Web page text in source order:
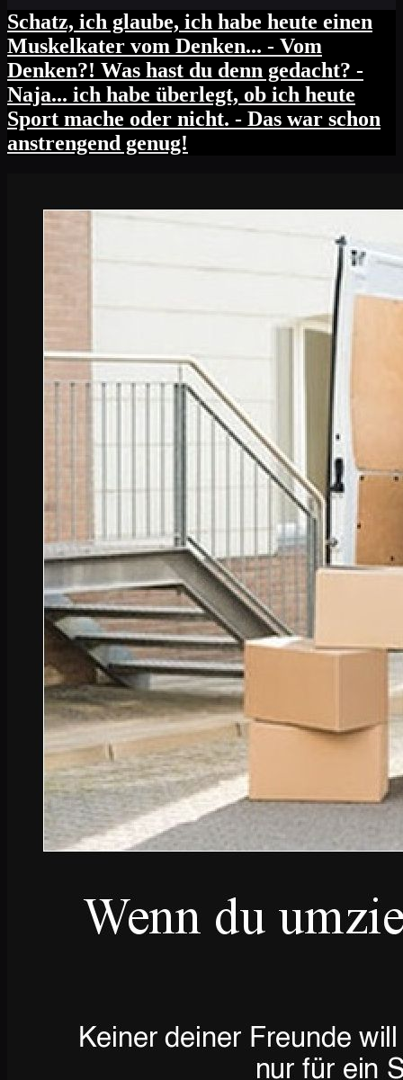
Schatz, ich glaube, ich habe heute einen
Muskelkater vom Denken... - Vom
Denken?! Was hast du denn gedacht? -
Naja... ich habe überlegt, ob ich heute
Sport mache oder nicht. - Das war schon
anstrengend genug!